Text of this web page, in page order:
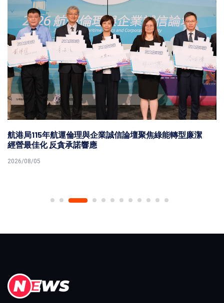
航港局115年航運倫理與企業誠信論壇聚焦綠能轉型廉潔
經營最佳化 反貪承諾響應
2026/08/05